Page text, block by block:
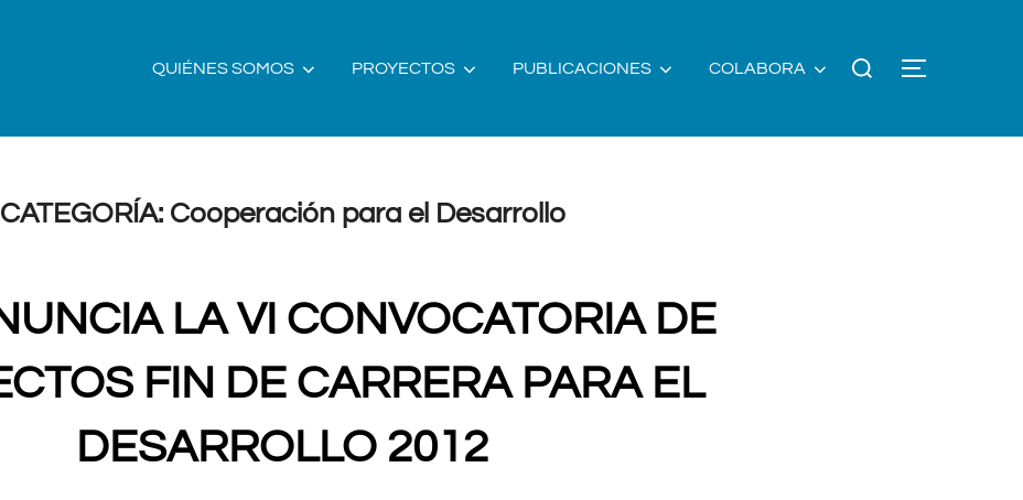
QUIÉNES SOMOS PROYECTOS PUBLICACIONES COLABORA
Buscar:
CATEGORÍA: Cooperación para el Desarrollo
LA VI CONVOCATORIA DE
FIN DE CARRERA PARA EL
DESARROLLO 2012